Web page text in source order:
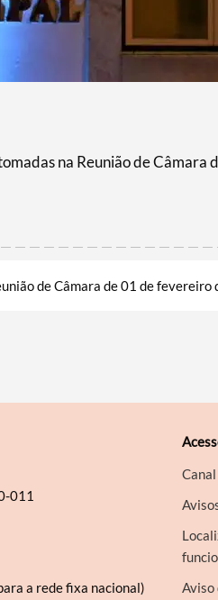
na Reunião de
de Câmara de 01 de fevereiro
011
a rede fixa nacional)
Aviso